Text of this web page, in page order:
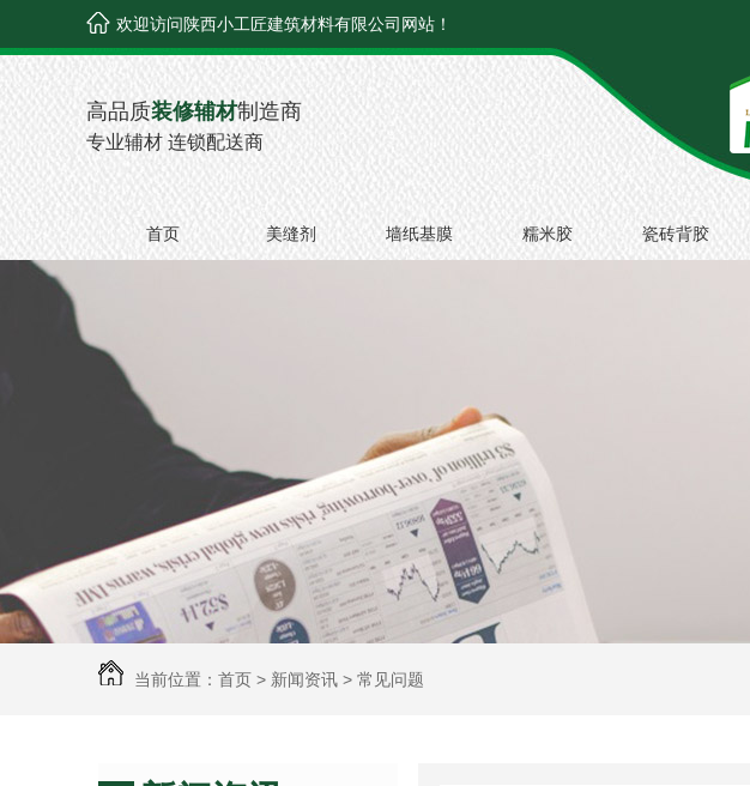
欢迎访问陕西小工匠建筑材料有限公司网站！
高品质装修辅材制造商
专业辅材 连锁配送商
首页 美缝剂 墙纸基膜 糯米胶 瓷砖背胶
当前位置： 首页 > 新闻资讯 > 常见问题